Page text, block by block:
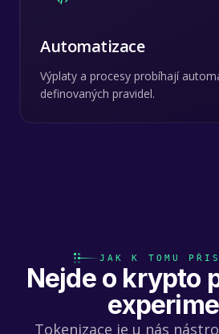
Automatizace
Výplaty a procesy probíhají
definovaných pravidel.
JAK K TOMU
Nejde o krypto
Tokenizace je u nás